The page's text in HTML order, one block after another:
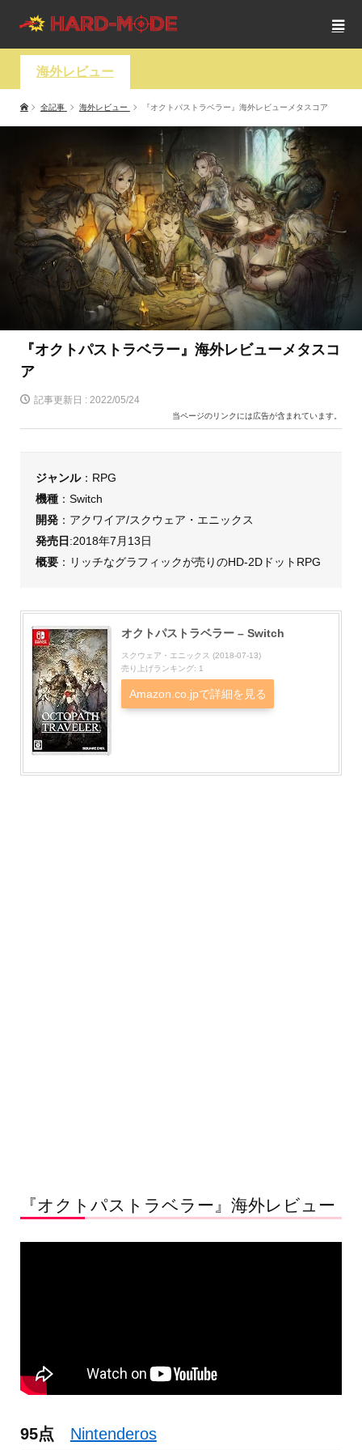
海外レビュー
全記事 海外レビュー 『オクトパストラベラー』海外レビューメタスコア
『オクトパストラベラー』海外レビューメタスコ
ア
記事更新日 : 2022/05/24
当ページのリンクには広告が含まれています。
ジャンル：RPG
機種：Switch
開発：アクワイア/スクウェア・エニックス
発売日 :2018年7月13日
概要：リッチなグラフィックが売りのHD-2DドットRPG
オクトパストラベラー – Switch
スクウェア・エニックス (2018-07-13)
売り上げランキング: 1
Amazon.co.jpで詳細を見る
『オクトパストラベラー』海外レビュー
95点 Nintenderos